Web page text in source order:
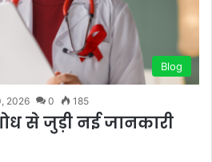
Blog
2026 0 185
से जुड़ी नई जानकारी